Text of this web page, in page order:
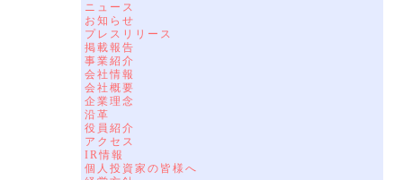
ニュース
お知らせ
プレスリリース
掲載報告
事業紹介
会社情報
会社概要
企業理念
沿革
役員紹介
アクセス
IR情報
個人投資家の皆様へ